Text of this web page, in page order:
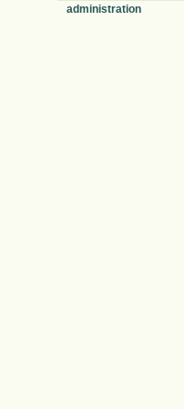
administration